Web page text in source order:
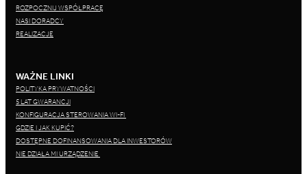
ROZPOCZNIJ WSPÓŁPRACĘ
NASI DORADCY
REALIZACJE
WAŻNE LINKI
POLITYKA PRYWATNOŚCI
5 LAT GWARANCJI
KONFIGURACJA STEROWANIA WI-FI
GDZIE I JAK KUPIĆ?
DOSTĘPNE DOFINANSOWANIA DLA INWESTORÓW
NIE DZIAŁA MI URZĄDZENIE